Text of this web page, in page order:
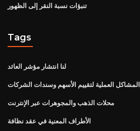
تنبؤات نسبة النقر إلى الظهور
Tags
لنا انتشار مؤشر العائد
المشاكل العملية لتقييم الأسهم وسندات الشركات
محلات الذهب والمجوهرات عبر الإنترنت
الأطراف المعنية في عقد نظافة